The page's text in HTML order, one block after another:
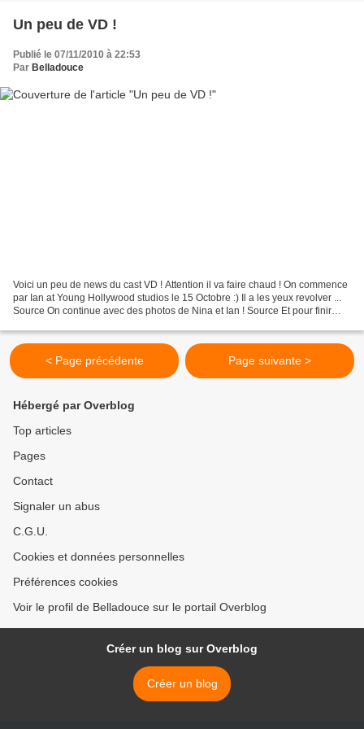
Un peu de VD !
Publié le 07/11/2010 à 22:53
Par Belladouce
Voici un peu de news du cast VD ! Attention il va faire chaud ! On commence
par Ian at Young Hollywood studios le 15 Octobre :) Il a les yeux revolver ...
Source On continue avec des photos de Nina et Ian ! Source Et pour finir
< Page précédente Page suivante >
Hébergé par Overblog
Top articles
Pages
Contact
Signaler un abus
C.G.U.
Cookies et données personnelles
Préférences cookies
Voir le profil de Belladouce sur le portail Overblog
Créer un blog sur Overblog
Créer un blog